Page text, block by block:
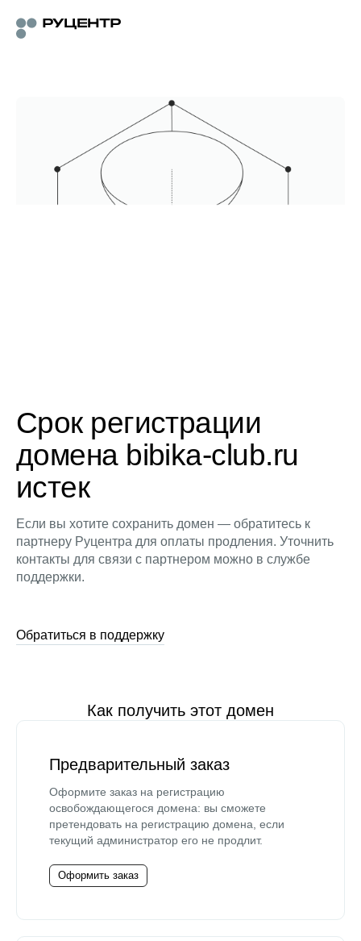
Срок регистрации
домена bibika-club.ru
истек
Если вы хотите сохранить домен — обратитесь к
партнеру Руцентра для оплаты продления. Уточнить
контакты для связи с партнером можно в службе
поддержки.
Обратиться в поддержку
Как получить этот домен
Предварительный заказ
Оформите заказ на регистрацию
освобождающегося домена: вы сможете
претендовать на регистрацию домена, если
текущий администратор его не продлит.
Оформить заказ